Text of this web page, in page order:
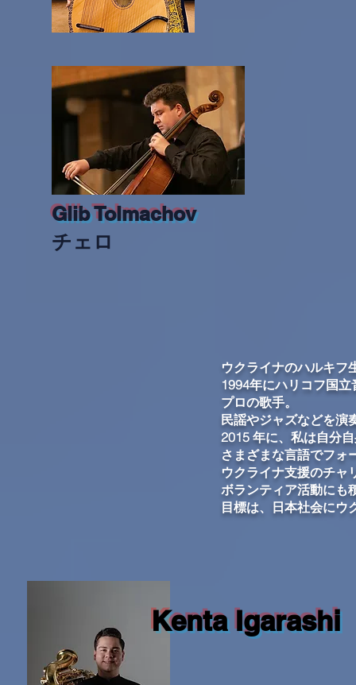
Glib Tolmachov
チェロ
ウクライナのハルキ
1994年にハリコフ国
プロの歌手。
民謡やジャズなどを演
2015 年に、私は自分
さまざまな言語でフォ
ウクライナ支援のチャ
ボランティア活動にも
目標は、日本社会にウ
Kenta Igarashi